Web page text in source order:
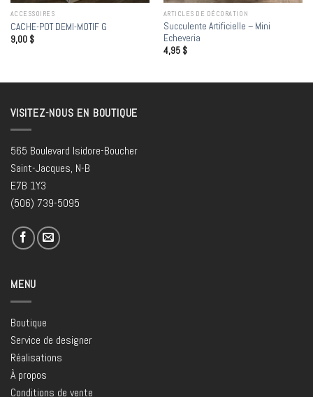
ACCESSOIRES
CACHE-POT DEMI-MOTIF G
9,00 $
ARTICLES DE DÉCORATION
Succulente Artificielle – Mini
Echeveria
4,95 $
VISITEZ-NOUS EN BOUTIQUE
565 Boulevard Isidore-Boucher
Saint-Jacques, N-B
E7B 1Y3
(506) 739-5095
MENU
Boutique
Service de designer
Réalisations
À propos
Conditions de vente